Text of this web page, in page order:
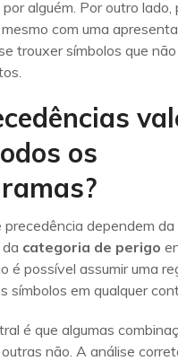
alguém. Por outro lado,
com uma
trouxer símbolos que
os
precedência dependem da
categoria de perigo
é possível assumir uma
símbolos em qualquer
é que algumas
não. A análise